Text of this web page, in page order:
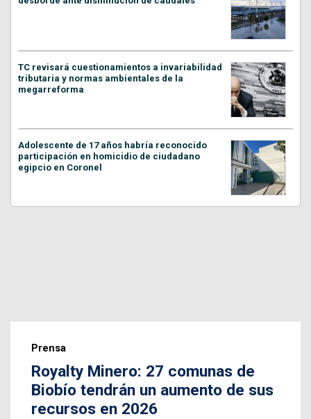
TC revisará cuestionamientos a invariabilidad
tributaria y normas ambientales de la
megarreforma
Adolescente de 17 años habría reconocido
participación en homicidio de ciudadano
egipcio en Coronel
Prensa
Royalty Minero: 27 comunas de
Biobío tendrán un aumento de sus
recursos en 2026